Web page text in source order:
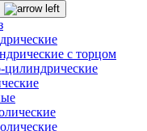
с торцом